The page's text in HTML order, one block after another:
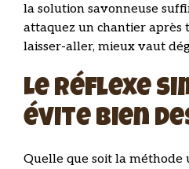
la solution savonneuse
attaquez un chantier après
laisser-aller, mieux vaut
Le réflexe
évite bien
Quelle que soit la méthode